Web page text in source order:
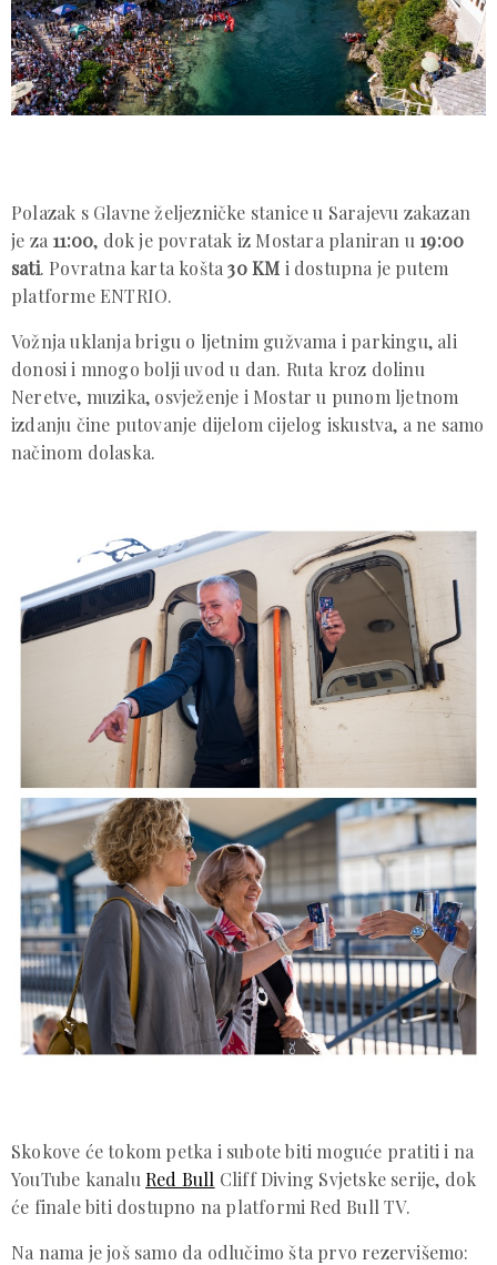
Polazak s Glavne željezničke stanice u Sarajevu zakazan
je za 11:00, dok je povratak iz Mostara planiran u 19:00
sati. Povratna karta košta30 KM i dostupna je putem
platforme ENTRIO.
Vožnja uklanja brigu o ljetnim gužvama i parkingu, ali
donosi i mnogo bolji uvod u dan. Ruta kroz dolinu
Neretve, muzika, osvježenje i Mostar u punom ljetnom
izdanju čine putovanje dijelom cijelog iskustva, a ne samo
načinom dolaska.
Skokove će tokom petka i subote biti moguće pratiti i na
YouTube kanalu Red Bull Cliff Diving Svjetske serije, dok
će finale biti dostupno na platformi Red Bull TV.
Na nama je još samo da odlučimo šta prvo rezervišemo: